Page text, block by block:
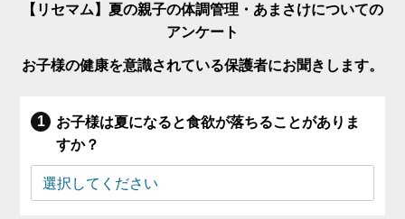
【リセマム】夏の親子の体調管理・あまさけについての
アンケート
お子様の健康を意識されている保護者にお聞きします。
お子様は夏になると食欲が落ちることがありま
すか？